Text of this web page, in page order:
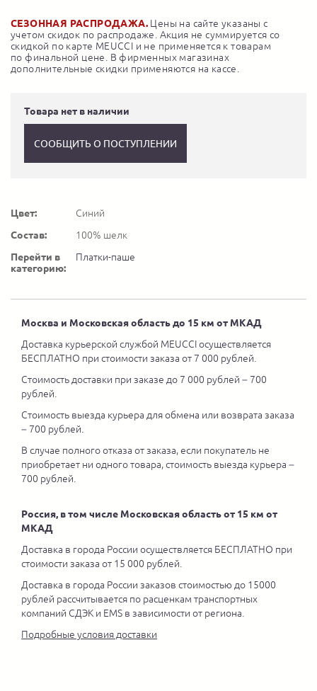
СЕЗОННАЯ РАСПРОДАЖА. Цены на сайте указаны с
учетом скидок по распродаже. Акция не суммируется со
скидкой по карте MEUCCI и не применяется к товарам
по финальной цене. В фирменных магазинах
дополнительные скидки применяются на кассе.
Товара нет в наличии
СООБЩИТЬ О ПОСТУПЛЕНИИ
Цвет:
Синий
Состав:
100% шелк
Перейти в
категорию:
Платки-паше
Москва и Московская область до 15 км от МКАД
Доставка курьерской службой MEUCCI осуществляется
БЕСПЛАТНО при стоимости заказа от 7 000 рублей.
Стоимость доставки при заказе до 7 000 рублей – 700
рублей.
Стоимость выезда курьера для обмена или возврата заказа
– 700 рублей.
В случае полного отказа от заказа, если покупатель не
приобретает ни одного товара, стоимость выезда курьера –
700 рублей.
Россия, в том числе Московская область от 15 км от
МКАД
Доставка в города России осуществляется БЕСПЛАТНО при
стоимости заказа от 15 000 рублей.
Доставка в города России заказов стоимостью до 15000
рублей рассчитывается по расценкам транспортных
компаний СДЭК и EMS в зависимости от региона.
Подробные условия доставки